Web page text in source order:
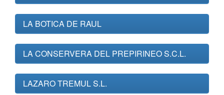
LA BOTICA DE RAUL
LA CONSERVERA DEL PREPIRINEO S.C.L.
LAZARO TREMUL S.L.